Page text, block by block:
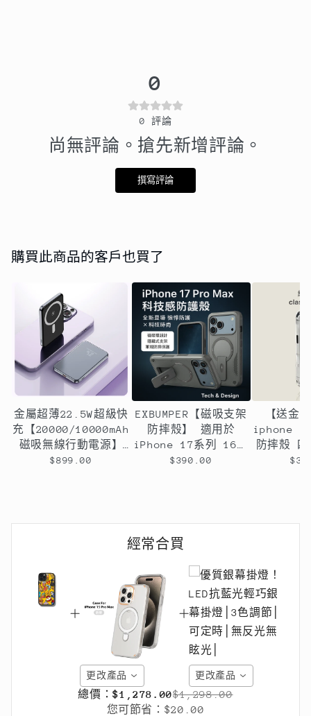
0
0 評論
尚無評論。搶先新增評論。
撰寫評論
購買此商品的客戶也買了
金屬超薄22.5W超級快
充【20000/10000mAh
磁吸無線行動電源】
PD22.5W快充行動電源
$899.00
EXBUMPER【磁吸支架
防摔殼】 適用於
iPhone 17系列 16系
列 15系列14系列13系
$390.00
【送金
iphone 金
防摔殼
囊設計
經常合買
更改產品 更改產品
總價：$1,278.00$1,298.00
您可節省： $20.00